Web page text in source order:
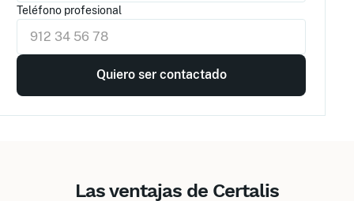
Teléfono profesional
Las ventajas de Certalis